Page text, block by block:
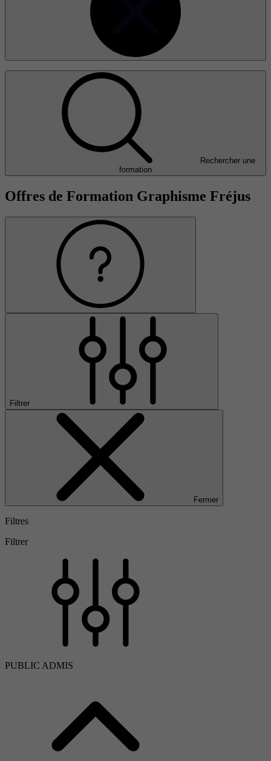
Rechercher une
formation
Offres de Formation Graphisme Fréjus
Filtrer
Fermer
Filtres
Filtrer
PUBLIC ADMIS